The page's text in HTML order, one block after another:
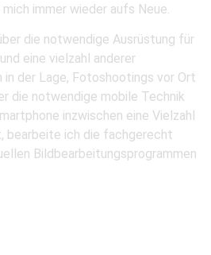
immer wieder aufs Neue.
die notwendige Ausrüstung für
eine vielzahl anderer
in der Lage, Fotoshootings vor Ort
die notwendige mobile Technik
inzwischen eine Vielzahl
bearbeite ich die fachgerecht
Bildbearbeitungsprogrammen